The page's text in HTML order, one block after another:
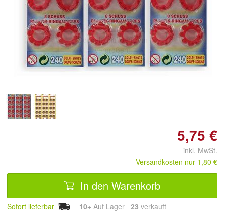
Doppelt antippen zum
vergrößern
5,75 €
inkl. MwSt.
Versandkosten nur 1,80 €
In den Warenkorb
Sofort lieferbar 10+ Auf Lager 23 verkauft